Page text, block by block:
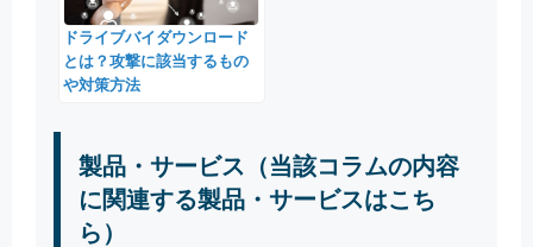
ドライブバイダウンロード
とは？攻撃に該当するもの
や対策方法
製品・サービス（当該コラムの内容
に関連する製品・サービスはこち
ら）